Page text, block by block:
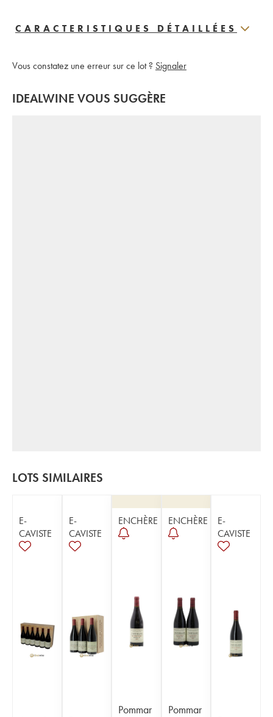
CARACTERISTIQUES DÉTAILLÉES
Vous constatez une erreur sur ce lot ? Signaler
IDEALWINE VOUS SUGGÈRE
LOTS SIMILAIRES
E-
CAVISTE
E-
CAVISTE
ENCHÈRE
Pommar
ENCHÈRE
Pommar
E-
CAVISTE